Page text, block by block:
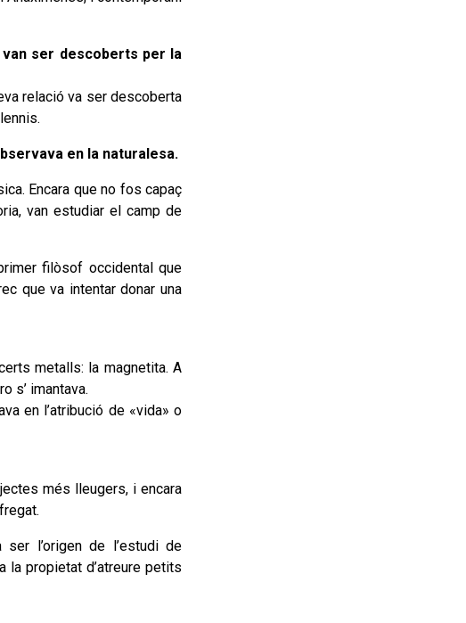
ser descoberts per la
relació va ser descoberta
en la naturalesa.
Encara que no fos capaç
van estudiar el camp de
filòsof occidental que
que va intentar donar una
metalls: la magnetita. A
s’ imantava.
en l’atribució de «vida» o
més lleugers, i encara
l’origen de l’estudi de
la propietat d’atreure petits